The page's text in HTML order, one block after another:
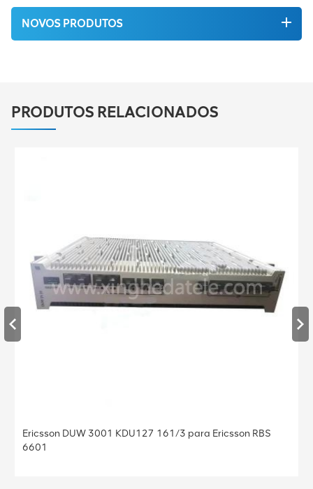
NOVOS PRODUTOS
PRODUTOS RELACIONADOS
Ericsson DUW 3001 KDU127 161/3 para Ericsson RBS
6601